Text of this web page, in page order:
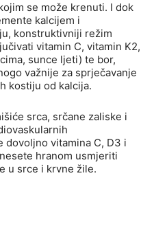
se može krenuti. I dok
kalcijem i
konstruktivniji režim
​​vitamin C, vitamin K2,
sunce ljeti) te bor,
važnije za sprječavanje
kostiju od kalcija.
srca, srčane zaliske i
dovoljno vitamina C, D3 i
hranom usmjeriti
u srce i krvne žile.